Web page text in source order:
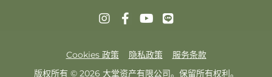
Cookies 政策 隐私政策
服务条款
版权所有 © 2026 大堂资产有限公司。保留所有权利。